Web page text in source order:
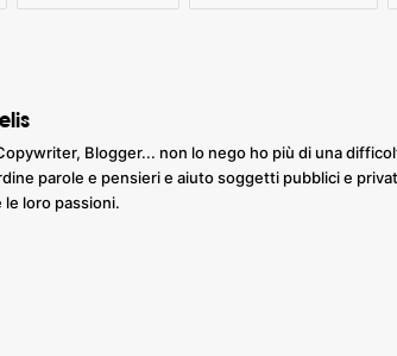
Blogger... non lo nego ho più di una
parole e pensieri e aiuto soggetti pubblici e
le loro passioni.